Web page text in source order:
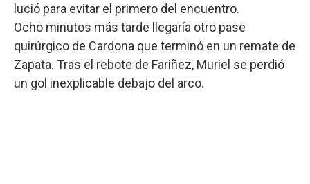
lució para evitar el primero del encuentro.
Ocho minutos más tarde llegaría otro pase
quirúrgico de Cardona que terminó en un remate de
Zapata. Tras el rebote de Fariñez, Muriel se perdió
un gol inexplicable debajo del arco.